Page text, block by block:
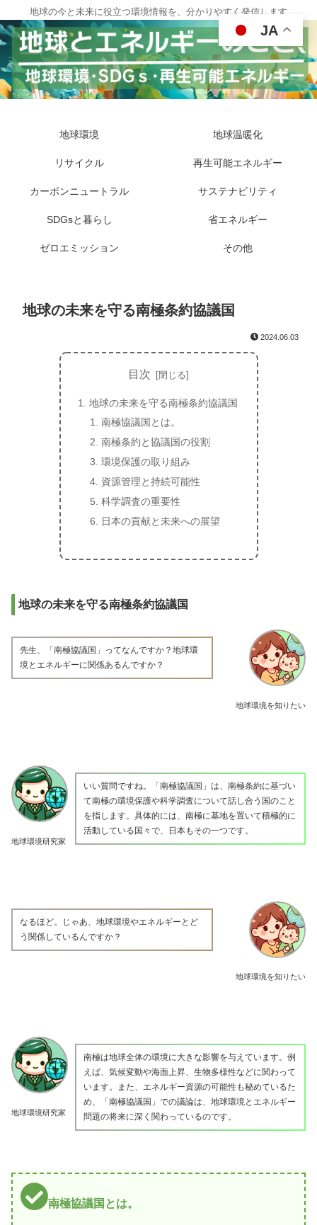
地球の今と未来に役立つ環境情報を、分かりやすく発信します
地球環境 地球温暖化
リサイクル 再生可能エネルギー
カーボンニュートラル サステナビリティ
SDGsと暮らし 省エネルギー
ゼロエミッション その他
地球の未来を守る南極条約協議国
2024.06.03
目次
地球の未来を守る南極条約協議国
南極協議国とは。
南極条約と協議国の役割
環境保護の取り組み
資源管理と持続可能性
科学調査の重要性
日本の貢献と未来への展望
地球の未来を守る南極条約協議国
地球環境を知りたい
先生、「南極協議国」ってなんですか？地球環
境とエネルギーに関係あるんですか？
地球環境研究家
いい質問ですね。「南極協議国」は、南極条約に基づい
て南極の環境保護や科学調査について話し合う国のこと
を指します。具体的には、南極に基地を置いて積極的に
活動している国々で、日本もその一つです。
地球環境を知りたい
なるほど。じゃあ、地球環境やエネルギーとど
う関係しているんですか？
地球環境研究家
南極は地球全体の環境に大きな影響を与えています。例
えば、気候変動や海面上昇、生物多様性などに関わって
います。また、エネルギー資源の可能性も秘めているた
め、「南極協議国」での議論は、地球環境とエネルギー
問題の将来に深く関わっているのです。
南極協議国とは。
JA